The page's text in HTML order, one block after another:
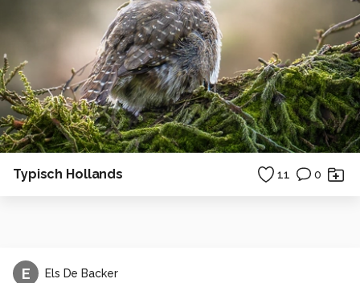
Typisch Hollands 11 0
E Els De Backer